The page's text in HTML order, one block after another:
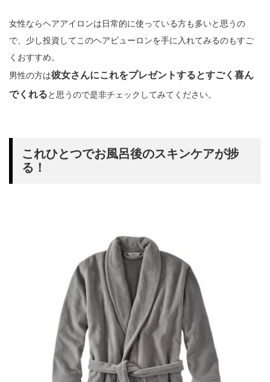
女性ならヘアアイロンは日常的に使っている方も多いと思うの
で、少し投資してこのヘアビューロンを手に入れてみるのもすご
くおすすめ。
男性の方は彼女さんにこれをプレゼントするとすごく喜ん
でくれると思うので是非チェックしてみてください。
これひとつでお風呂後のスキンケアが捗
る！